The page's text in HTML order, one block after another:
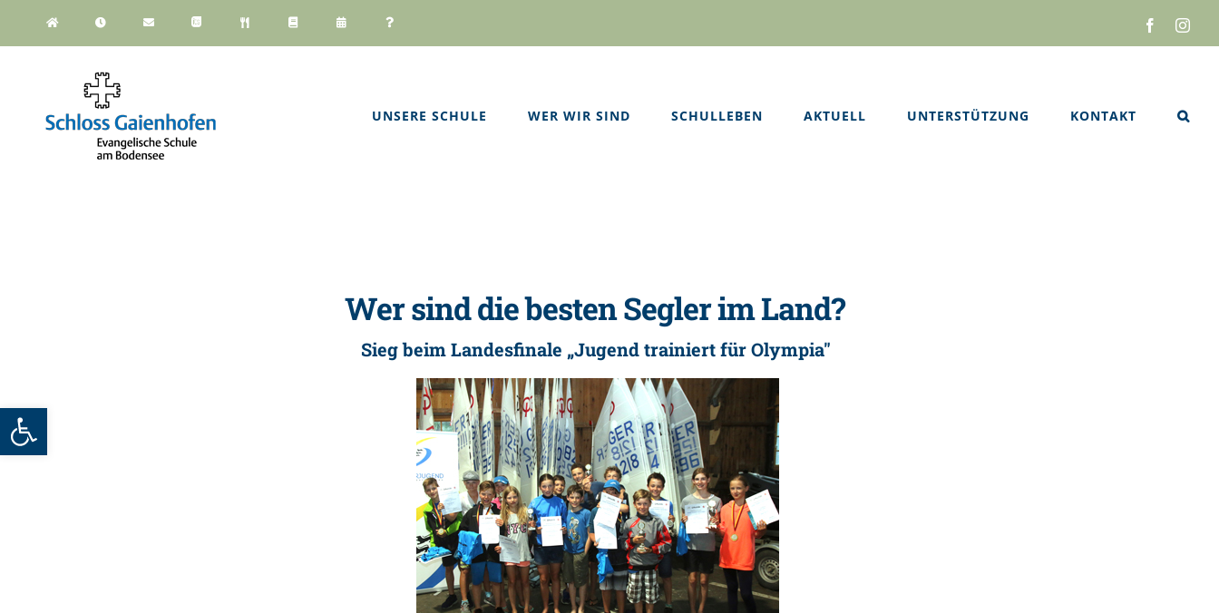
Werkzeugleiste öffnen
Inhalt
Facebook
UNSERE SCHULE WER WIR SIND SCHULLEBEN AKTUELL UNTERSTÜTZUNG KONTAKT
Wer sind die besten Segler im Land?
Sieg beim Landesfinale „Jugend trainiert für Olympia"